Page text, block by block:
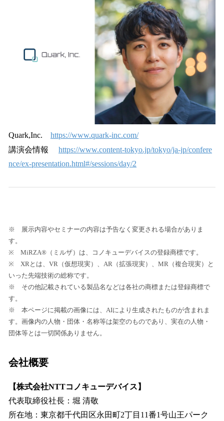
Quark,Inc. https://www.quark-inc.com/
講演会情報 https://www.content-tokyo.jp/tokyo/ja-jp/confere
nce/ex-presentation.html#/sessions/day/2
※ 展示内容やセミナーの内容は予告なく変更される場合がありま
す。
※ MiRZA®（ミルザ）は、コノキューデバイスの登録商標です。
※ XRとは、VR（仮想現実）、AR（拡張現実）、MR（複合現実）と
いった先端技術の総称です。
※ その他記載されている製品名などは各社の商標または登録商標で
す。
※ 本ページに掲載の画像には、AIにより生成されたものが含まれま
す。画像内の人物・団体・名称等は架空のものであり、実在の人物・
団体等とは一切関係ありません。
会社概要
【株式会社NTTコノキューデバイス】
代表取締役社長：堀 清敬
所在地：東京都千代田区永田町2丁目11番1号山王パーク